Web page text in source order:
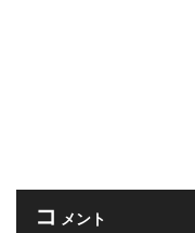
コ メント